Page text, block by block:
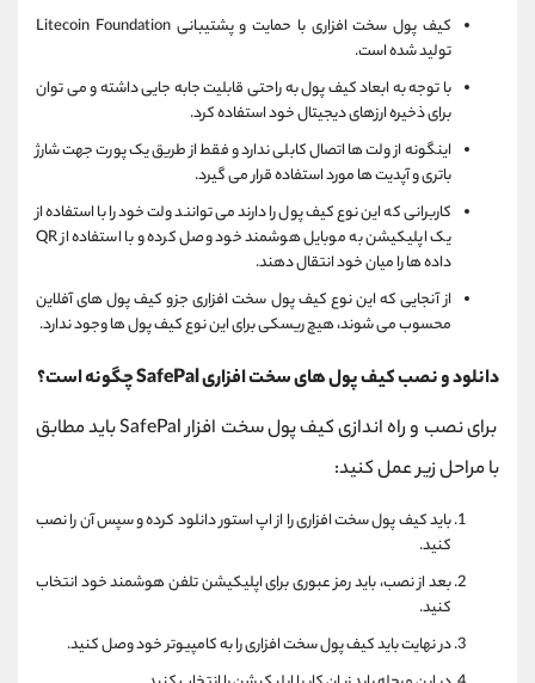
کیف پول سخت افزاری با حمایت و پشتیبانی Litecoin Foundation
تولید شده است.
با توجه به ابعاد کیف پول به راحتی قابلیت جابه جایی داشته و می توان
برای ذخیره ارزهای دیجیتال خود استفاده کرد.
اینگونه از ولت ها اتصال کابلی ندارد و فقط از طریق یک پورت جهت شارژ
باتری و آپدیت ها مورد استفاده قرار می گیرد.
کاربرانی که این نوع کیف پول را دارند می توانند ولت خود را با استفاده از
یک اپلیکیشن به موبایل هوشمند خود وصل کرده و با استفاده از QR
داده ها را میان خود انتقال دهند.
از آنجایی که این نوع کیف پول سخت افزاری جزو کیف پول های آفلاین
محسوب می شوند، هیچ ریسکی برای این نوع کیف پول ها وجود ندارد.
دانلود و نصب کیف پول های سخت افزاری SafePal چگونه است؟
برای نصب و راه اندازی کیف پول سخت افزار SafePal باید مطابق
با مراحل زیر عمل کنید:
باید کیف پول سخت افزاری را از اپ استور دانلود کرده و سپس آن را نصب
کنید.
بعد از نصب، باید رمز عبوری برای اپلیکیشن تلفن هوشمند خود انتخاب
کنید.
در نهایت باید کیف پول سخت افزاری را به کامپیوتر خود وصل کنید.